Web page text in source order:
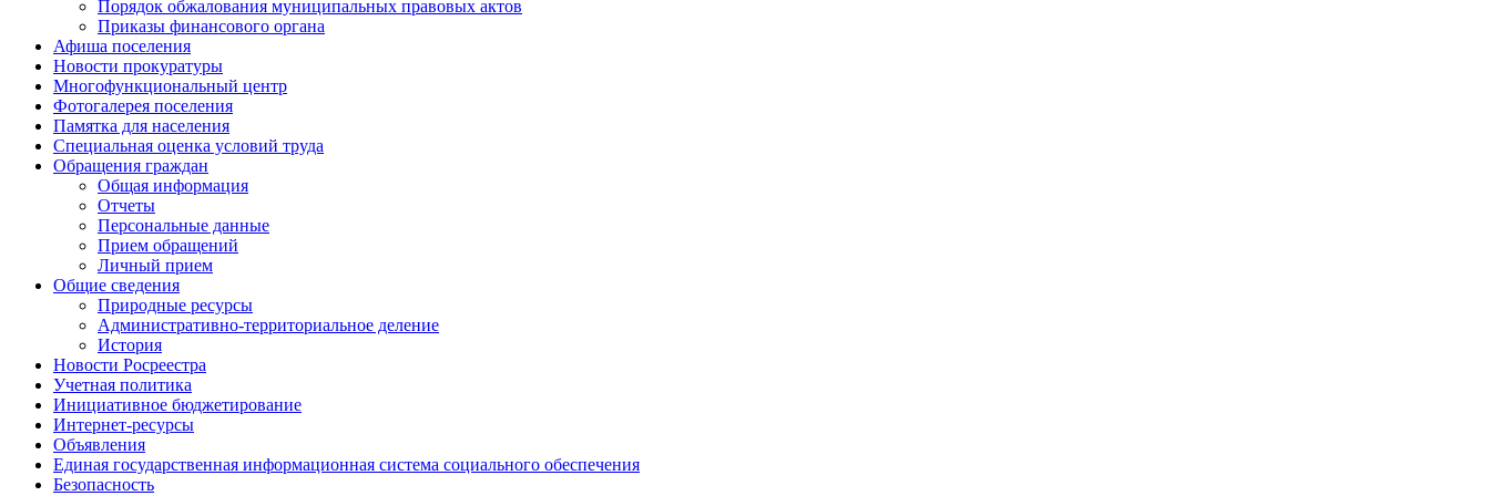
Порядок обжалования муниципальных правовых актов
Приказы финансового органа
Афиша поселения
Новости прокуратуры
Многофункциональный центр
Фотогалерея поселения
Памятка для населения
Специальная оценка условий труда
Обращения граждан
Общая информация
Отчеты
Персональные данные
Прием обращений
Личный прием
Общие сведения
Природные ресурсы
Административно-территориальное деление
История
Новости Росреестра
Учетная политика
Инициативное бюджетирование
Интернет-ресурсы
Объявления
Единая государственная информационная система социального обеспечения
Безопасность